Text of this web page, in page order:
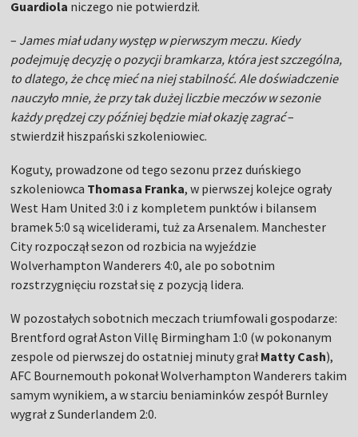
Guardiola niczego nie potwierdził.
– James miał udany występ w pierwszym meczu. Kiedy
podejmuję decyzję o pozycji bramkarza, która jest szczególna,
to dlatego, że chcę mieć na niej stabilność. Ale doświadczenie
nauczyło mnie, że przy tak dużej liczbie meczów w sezonie
każdy prędzej czy później będzie miał okazję zagrać–
stwierdził hiszpański szkoleniowiec.
Koguty, prowadzone od tego sezonu przez duńskiego
szkoleniowca Thomasa Franka, w pierwszej kolejce ograły
West Ham United 3:0 i z kompletem punktów i bilansem
bramek 5:0 są wiceliderami, tuż za Arsenalem. Manchester
City rozpoczął sezon od rozbicia na wyjeździe
Wolverhampton Wanderers 4:0, ale po sobotnim
rozstrzygnięciu rozstał się z pozycją lidera.
W pozostałych sobotnich meczach triumfowali gospodarze:
Brentford ograł Aston Villę Birmingham 1:0 (w pokonanym
zespole od pierwszej do ostatniej minuty grałMatty Cash),
AFC Bournemouth pokonał Wolverhampton Wanderers takim
samym wynikiem, a w starciu beniaminków zespół Burnley
wygrał z Sunderlandem 2:0.